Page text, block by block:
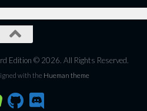
Edition © 2026. All Rights Reserved.
with the Hueman theme